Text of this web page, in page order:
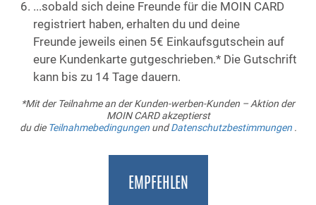
...sobald sich deine Freunde für die MOIN CARD
registriert haben, erhalten du und deine
Freunde jeweils einen 5€ Einkaufsgutschein auf
eure Kundenkarte gutgeschrieben.* Die Gutschrift
kann bis zu 14 Tage dauern.
*Mit der Teilnahme an der Kunden-werben-Kunden – Aktion der
MOIN CARD akzeptierst
du die TeilnahmebedingungenundDatenschutzbestimmungen.
EMPFEHLEN